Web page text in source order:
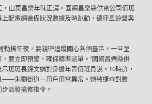
，山東昌樂年味正濃。國網昌樂縣供電公司值班
配電網裝備狀況數據及時跳動，德律風鈴聲與
動搖年夜，要親密追蹤關心各個臺區。一旦呈
要立即預警，確保精準派單。”國網昌樂縣供
班班長鐘文娟對身邊年青值班員說。10時許，
——朱劉街道一用戶用電異常。她敏捷查對數
派發搶修指令。